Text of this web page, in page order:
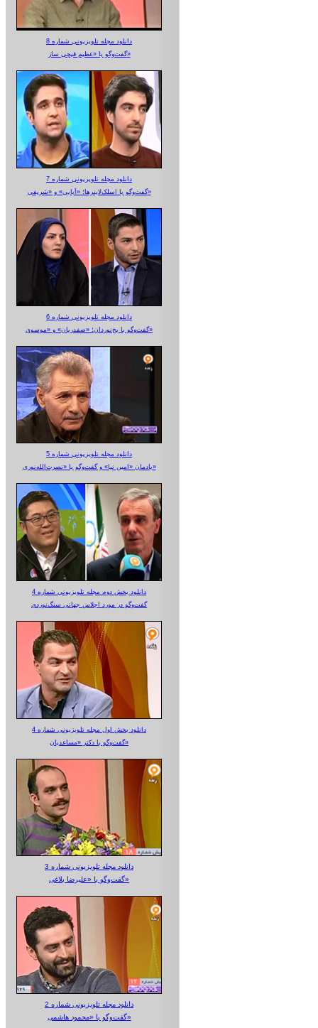
دانلود مجله تلویزیونی شماره 8
گفت‌وگو با «عظیم قیچی ساز»
دانلود مجله تلویزیونی شماره 7
گفت‌وگو با اسلک‌لاینرها؛ «آبایی» و «شریفی»
دانلود مجله تلویزیونی شماره 6
گفت‌وگو با یخ‌نوردان؛ «صفدریان» و «موسوی»
دانلود مجله تلویزیونی شماره 5
یادمان «امین نیا» و گفت‌وگو با «نصرت‌الله‌نوری»
دانلود بخش دوم مجله تلویزیونی شماره 4
گفت‌وگو در مورد اجلاس جهانی سنگ‌نوردی
دانلود بخش اول مجله تلویزیونی شماره 4
گفت‌وگو با دکتر «مساعدیان»
دانلود مجله تلویزیونی شماره 3
گفت‌وگو با «علیرضا بلاغی»
دانلود مجله تلویزیونی شماره 2
گفت‌وگو با «محمود هاشمی»